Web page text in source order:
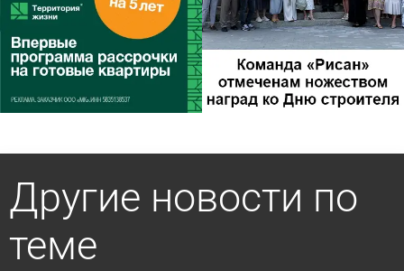
Другие новости по
теме